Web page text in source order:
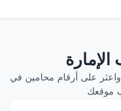
على أرقام محامين في
موقعك